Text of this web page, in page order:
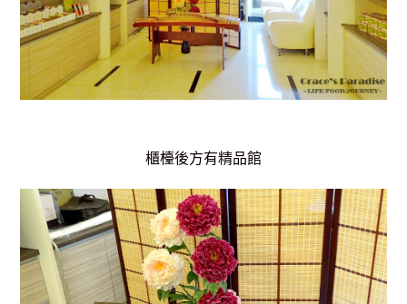
櫃檯後方有精品館